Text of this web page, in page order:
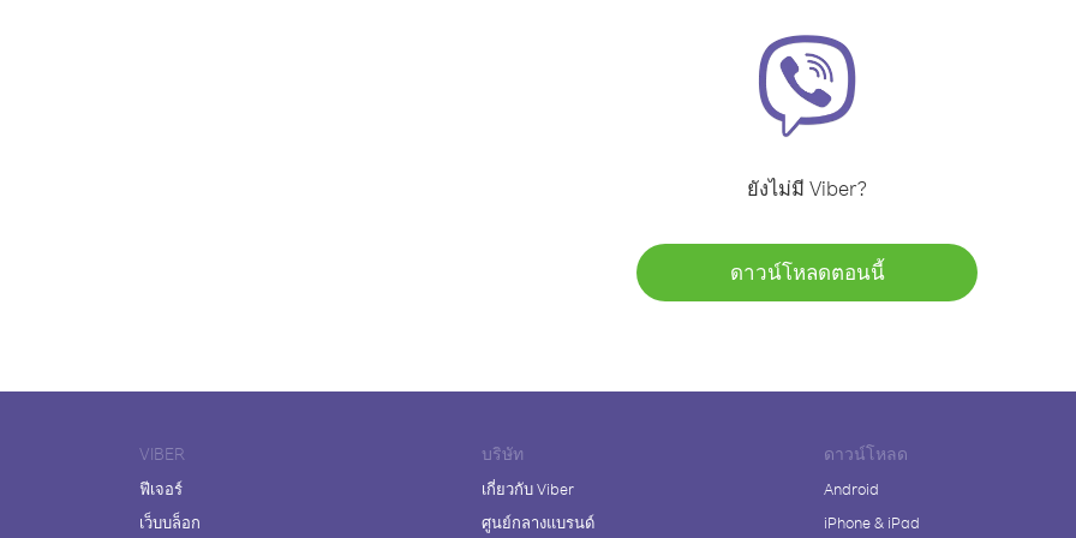
ยังไม่มี Viber?
ดาวน์โหลดตอนนี้
VIBER
ฟีเจอร์
เว็บบล็อก
บริษัท
เกี่ยวกับ Viber
ศูนย์กลางแบรนด์
ดาวน์โหลด
Android
iPhone & iPad